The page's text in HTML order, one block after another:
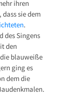
ihren
sie dem
.
des Singens
den
blauweiße
ging es
dem die